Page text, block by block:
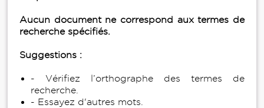
Aucun document ne correspond aux termes de
recherche spécifiés.
Suggestions :
- Vérifiez l’orthographe des termes de
recherche.
- Essayez d'autres mots.